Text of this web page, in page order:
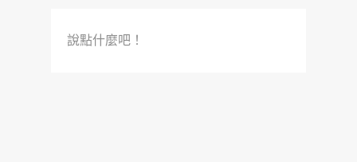
說點什麼吧！